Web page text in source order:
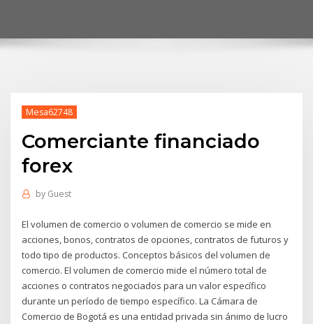
Mesa62748
Comerciante financiado
forex
by Guest
El volumen de comercio o volumen de comercio se mide en
acciones, bonos, contratos de opciones, contratos de futuros y
todo tipo de productos. Conceptos básicos del volumen de
comercio. El volumen de comercio mide el número total de
acciones o contratos negociados para un valor específico
durante un período de tiempo específico. La Cámara de
Comercio de Bogotá es una entidad privada sin ánimo de lucro